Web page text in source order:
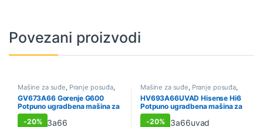
Povezani proizvodi
Mašine za suđe Pranje posuđa,
Sniženo Ugradbene širine 60cm
GV673A66 Gorenje G600
Potpuno ugradbena mašina za
suđe Gorenje, 60 cm
-20%
Mašine za suđe Pranje posuđa,
Sniženo Ugradbene širine 60cm
HV693A66UVAD Hisense Hi6
Potpuno ugradbena mašina za
suđe, 60 cm
-20%